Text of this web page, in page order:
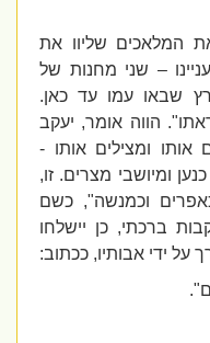
המלאכים שליוו את
– שנימחנותשל
עמו עד כאן.
". הווה אומר, יעקב
ומצילים אותו -
ומיושבי מצרים. זו,
וכמנשה", כשם
ברכתי, כן יישלחו
ידי אבותיו, ככתוב: